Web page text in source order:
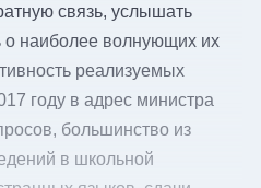
связь, услышать
о наиболее волнующих их
реализуемых
году в адрес министра
большинство из
в школьной